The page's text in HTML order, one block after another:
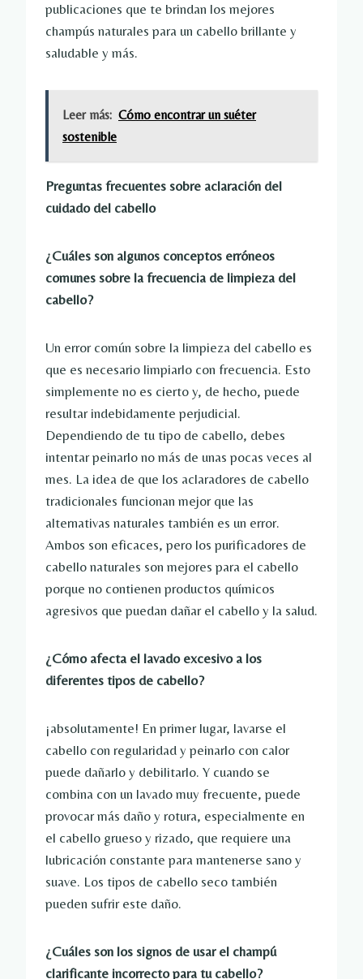
publicaciones que te brindan los mejores
champús naturales para un cabello brillante y
saludable y más.
Leer más: Cómo encontrar un suéter
sostenible
Preguntas frecuentes sobre aclaración del
cuidado del cabello
¿Cuáles son algunos conceptos erróneos
comunes sobre la frecuencia de limpieza del
cabello?
Un error común sobre la limpieza del cabello es
que es necesario limpiarlo con frecuencia. Esto
simplemente no es cierto y, de hecho, puede
resultar indebidamente perjudicial.
Dependiendo de tu tipo de cabello, debes
intentar peinarlo no más de unas pocas veces al
mes. La idea de que los aclaradores de cabello
tradicionales funcionan mejor que las
alternativas naturales también es un error.
Ambos son eficaces, pero los purificadores de
cabello naturales son mejores para el cabello
porque no contienen productos químicos
agresivos que puedan dañar el cabello y la salud.
¿Cómo afecta el lavado excesivo a los
diferentes tipos de cabello?
¡absolutamente! En primer lugar, lavarse el
cabello con regularidad y peinarlo con calor
puede dañarlo y debilitarlo. Y cuando se
combina con un lavado muy frecuente, puede
provocar más daño y rotura, especialmente en
el cabello grueso y rizado, que requiere una
lubricación constante para mantenerse sano y
suave. Los tipos de cabello seco también
pueden sufrir este daño.
¿Cuáles son los signos de usar el champú
clarificante incorrecto para tu cabello?